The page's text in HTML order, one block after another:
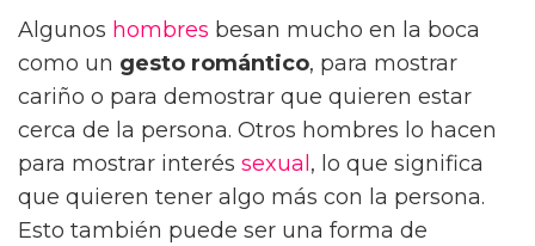
Algunos hombres besan mucho en la boca
como un gesto romántico, para mostrar
cariño o para demostrar que quieren estar
cerca de la persona. Otros hombres lo hacen
para mostrar interés sexual, lo que significa
que quieren tener algo más con la persona.
Esto también puede ser una forma de